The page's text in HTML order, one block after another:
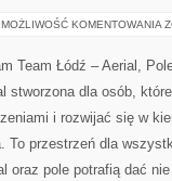
MOŻLIWOŚĆ KOMENTOWANIA
I
Team Łódź – Aerial,
stworzona dla osób,
i rozwijać się w
To przestrzeń dla
oraz pole potrafią dać